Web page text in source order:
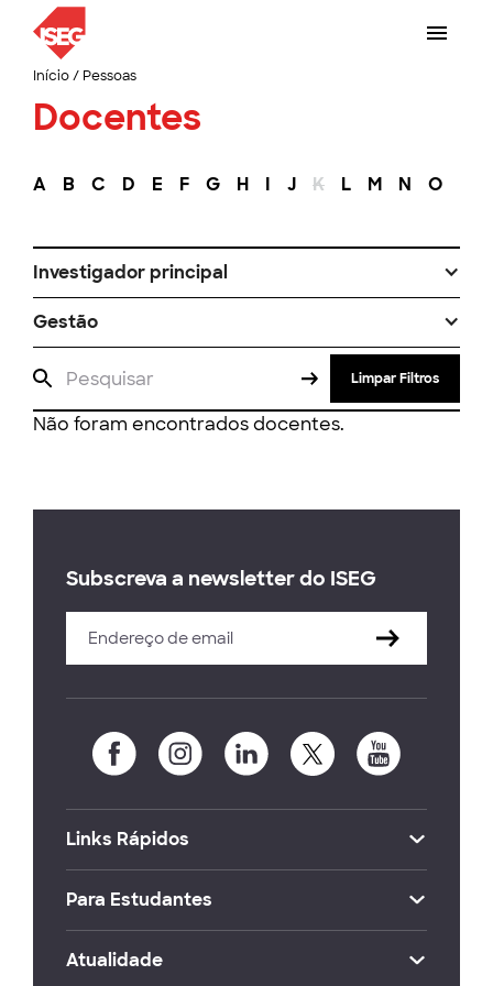
Início/ Pessoas
Docentes
A B C D E F G H I J K L M N O
Investigador principal
Gestão
Limpar Filtros
Não foram encontrados docentes.
Subscreva a newsletter do ISEG
Links Rápidos
Para Estudantes
Atualidade